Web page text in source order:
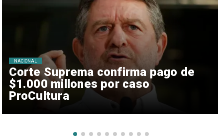
Corte Suprema confirma pago de
$1.000 millones por caso
ProCultura
NACIONAL